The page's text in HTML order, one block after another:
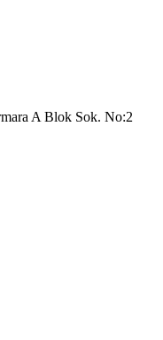
A Blok Sok. No:2